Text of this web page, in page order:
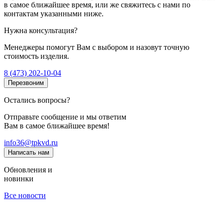
в самое ближайшее время, или же свяжитесь с нами по
контактам указанными ниже.
Нужна консультация?
Менеджеры помогут Вам с выбором и назовут точную
стоимость изделия.
8 (473) 202-10-04
Перезвоним
Остались вопросы?
Отправьте сообщение и мы ответим
Вам в самое ближайшее время!
info36@tpkvd.ru
Написать нам
Обновления и
новинки
Все новости